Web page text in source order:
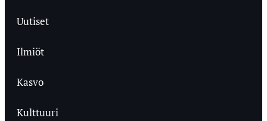
Uutiset
Ilmiöt
Kasvo
Kulttuuri